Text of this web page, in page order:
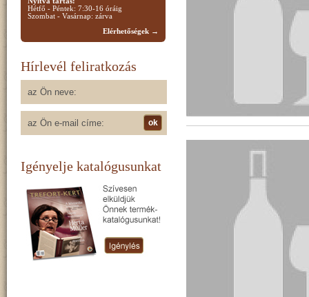
Hétfő - Péntek: 7:30-16 óráig
Szombat - Vasárnap: zárva
Elérhetőségek →
Hírlevél feliratkozás
Igényelje katalógusunkat